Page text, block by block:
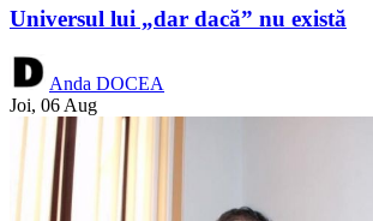
Universul lui „dar dacă” nu există
Anda DOCEA
Joi, 06 Aug